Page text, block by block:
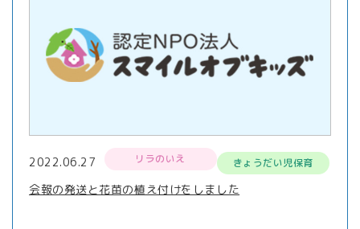
2022.06.27 リラのいえ きょうだい児保育
会報の発送と花苗の植え付けをしました